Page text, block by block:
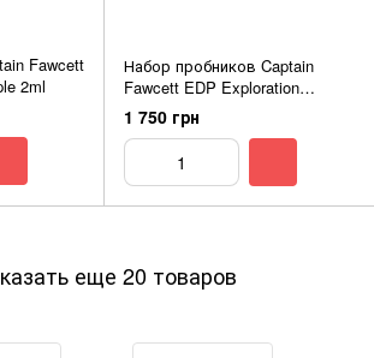
Fawcett
2ml
Набор пробников Captain
Fawcett EDP Exploration
Collection
1 750 грн
еще 20 товаров